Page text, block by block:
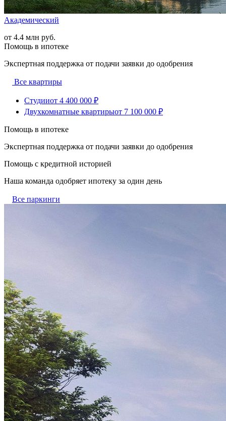
Академический
от 4.4 млн руб.
Помощь в ипотеке
Экспертная поддержка от подачи заявки до одобрения
Все квартиры
Студииот 4 400 000 ₽
Двухкомнатные квартирыот 7 100 000 ₽
Помощь в ипотеке
Экспертная поддержка от подачи заявки до одобрения
Помощь с кредитной историей
Наша команда одобряет ипотеку за один день
Все паркинги